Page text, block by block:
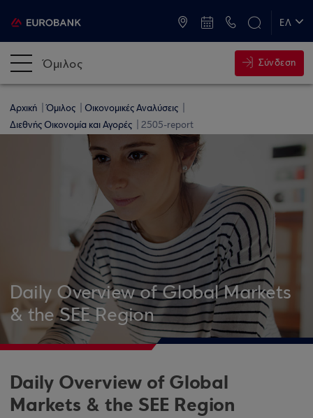
ΕΛ
Όμιλος Σύνδεση
Αρχική Όμιλος
Οικονομικές Αναλύσεις
Διεθνής Οικονομία και Αγορές
2505-report
Daily Overview of Global Markets
& the SEE Region
Daily Overview of Global
Markets & the SEE Region